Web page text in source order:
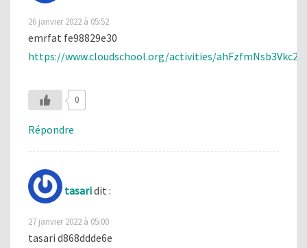
26 janvier 2022 à 05:52
emrfat fe98829e30
https://www.cloudschool.org/activities/
0
Répondre
tasaridit :
27 janvier 2022 à 05:00
tasari d868ddde6e